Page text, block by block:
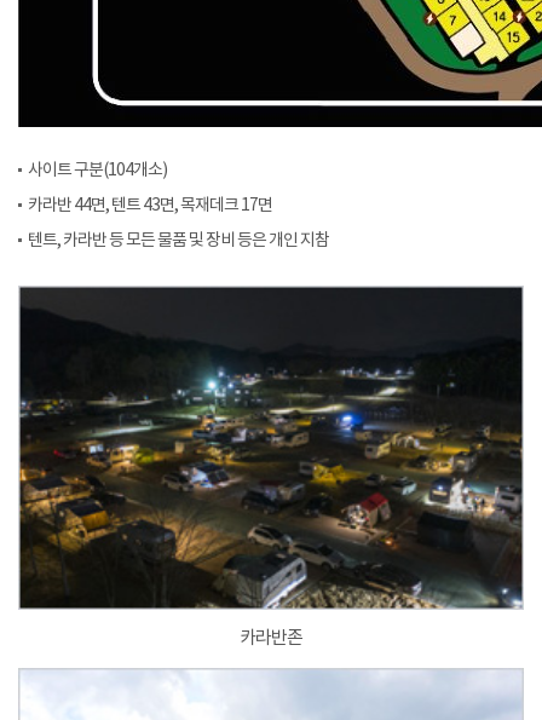
사이트 구분(104개소)
카라반 44면, 텐트 43면, 목재데크 17면
텐트, 카라반 등 모든 물품 및 장비 등은 개인 지참
카라반존